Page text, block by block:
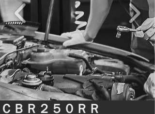
ＣＢＲ２５０ＲＲ